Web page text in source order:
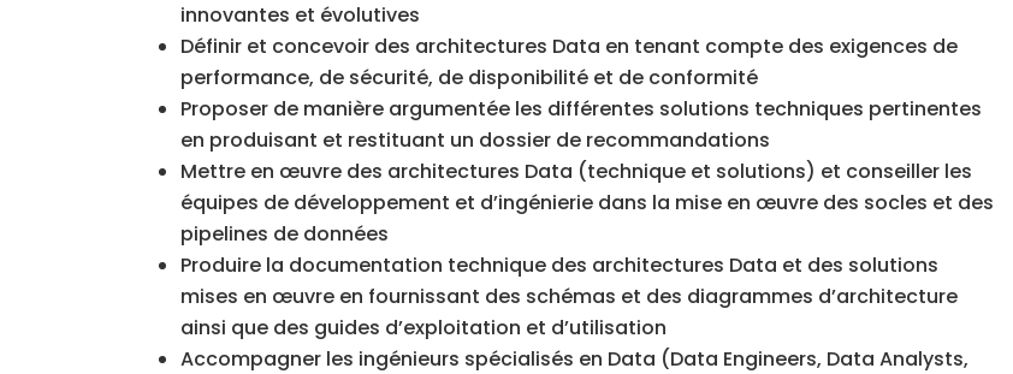
innovantes et évolutives
Définir et concevoir des architectures Data en tenant compte des exigences de
performance, de sécurité, de disponibilité et de conformité
Proposer de manière argumentée les différentes solutions techniques pertinentes
en produisant et restituant un dossier de recommandations
Mettre en œuvre des architectures Data (technique et solutions) et conseiller les
équipes de développement et d’ingénierie dans la mise en œuvre des socles et des
pipelines de données
Produire la documentation technique des architectures Data et des solutions
mises en œuvre en fournissant des schémas et des diagrammes d’architecture
ainsi que des guides d’exploitation et d’utilisation
Accompagner les ingénieurs spécialisés en Data (Data Engineers, Data Analysts,